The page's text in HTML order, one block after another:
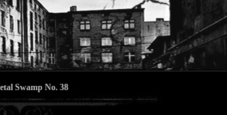
Swamp No. 38